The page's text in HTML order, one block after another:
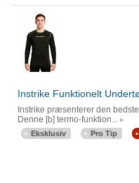
Instrike Funktionelt
Instrike præsenterer den
Denne [b] termo-funktion...
Eksklusiv Pro Tip